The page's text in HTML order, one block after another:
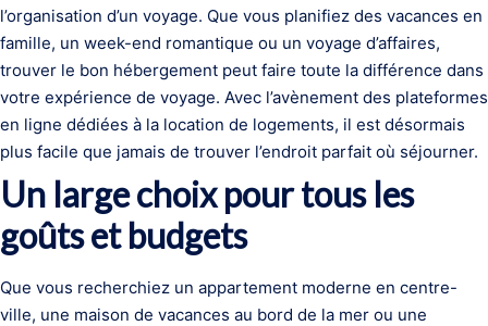
l’organisation d’un voyage. Que vous planifiez des vacances en
famille, un week-end romantique ou un voyage d’affaires,
trouver le bon hébergement peut faire toute la différence dans
votre expérience de voyage. Avec l’avènement des plateformes
en ligne dédiées à la location de logements, il est désormais
plus facile que jamais de trouver l’endroit parfait où séjourner.
Un large choix pour tous les
goûts et budgets
Que vous recherchiez un appartement moderne en centre-
ville, une maison de vacances au bord de la mer ou une